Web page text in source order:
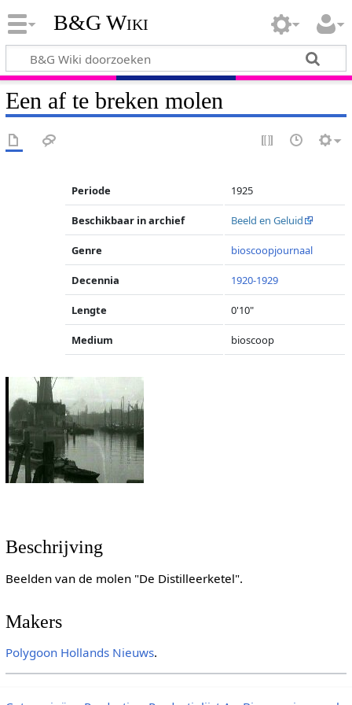
B&G Wiki
Een af te breken molen
Periode 1925
Beschikbaar in archief Beeld en Geluid
Genre bioscoopjournaal
Decennia 1920-1929
Lengte 0'10"
Medium bioscoop
Beschrijving
Beelden van de molen "De Distilleerketel".
Makers
Polygoon Hollands Nieuws.